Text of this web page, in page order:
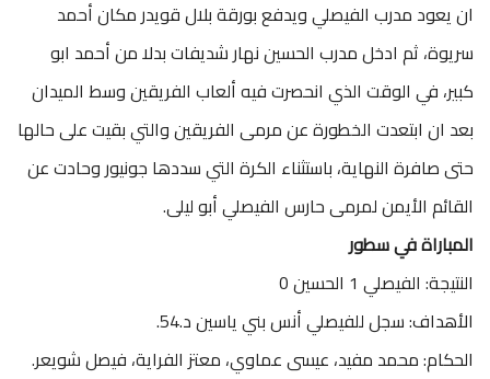
ان يعود مدرب الفيصلي ويدفع بورقة بلال قويدر مكان أحمد
سريوة، ثم ادخل مدرب الحسين نهار شديفات بدلا من أحمد ابو
كبير، في الوقت الذي انحصرت فيه ألعاب الفريقين وسط الميدان
بعد ان ابتعدت الخطورة عن مرمى الفريقين والتي بقيت على حالها
حتى صافرة النهاية، باستثناء الكرة التي سددها جونيور وحادت عن
القائم الأيمن لمرمى حارس الفيصلي أبو ليلى.
المباراة في سطور
النتيجة: الفيصلي 1 الحسين 0
الأهداف: سجل للفيصلي أنس بني ياسين د.54.
الحكام: محمد مفيد، عيسى عماوي، معتز الفراية، فيصل شويعر.